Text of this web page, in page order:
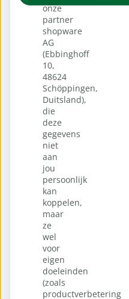
onze
partner
shopware
AG
(Ebbinghoff
10,
48624
Schöppingen,
Duitsland),
die
deze
gegevens
niet
aan
jou
persoonlijk
kan
koppelen,
maar
ze
wel
voor
eigen
doeleinden
(zoals
productverbetering